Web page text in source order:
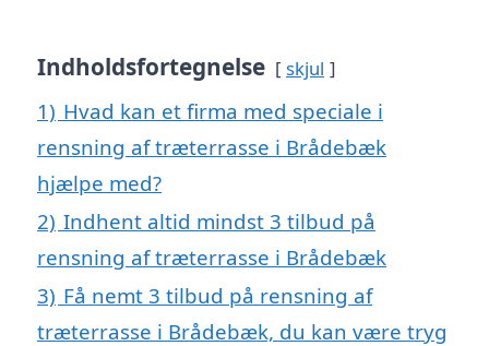
Indholdsfortegnelse skjul
1) Hvad kan et firma med speciale i
rensning af træterrasse i Brådebæk
hjælpe med?
2) Indhent altid mindst 3 tilbud på
rensning af træterrasse i Brådebæk
3) Få nemt 3 tilbud på rensning af
træterrasse i Brådebæk, du kan være tryg